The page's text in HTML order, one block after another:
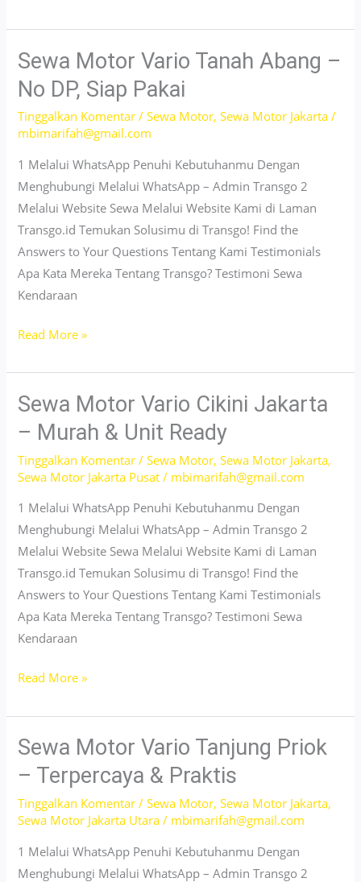
Listrik
Rawamangun
Jakarta
–
Murah
&
Unit
Ready
Sewa Motor Vario Tanah Abang –
No DP, Siap Pakai
Tinggalkan Komentar /Sewa Motor,Sewa Motor Jakarta /
mbimarifah@gmail.com
1 Melalui WhatsApp Penuhi Kebutuhanmu Dengan
Menghubungi Melalui WhatsApp – Admin Transgo 2
Melalui Website Sewa Melalui Website Kami di Laman
Transgo.id Temukan Solusimu di Transgo! Find the
Answers to Your Questions Tentang Kami Testimonials
Apa Kata Mereka Tentang Transgo? Testimoni Sewa
Kendaraan
Sewa
Vario
Tanah
Abang
No
DP,
Siap
Pakai
Read More »
Sewa Motor Vario Cikini Jakarta
– Murah & Unit Ready
Tinggalkan Komentar /Sewa Motor,Sewa Motor Jakarta,
Sewa Motor Jakarta Pusat / mbimarifah@gmail.com
1 Melalui WhatsApp Penuhi Kebutuhanmu Dengan
Menghubungi Melalui WhatsApp – Admin Transgo 2
Melalui Website Sewa Melalui Website Kami di Laman
Transgo.id Temukan Solusimu di Transgo! Find the
Answers to Your Questions Tentang Kami Testimonials
Apa Kata Mereka Tentang Transgo? Testimoni Sewa
Kendaraan
Sewa
Vario
Cikini
Jakarta
Murah
&
Unit
Ready
Read More »
Sewa Motor Vario Tanjung Priok
– Terpercaya & Praktis
Tinggalkan Komentar /Sewa Motor,Sewa Motor Jakarta,
Sewa Motor Jakarta Utara / mbimarifah@gmail.com
1 Melalui WhatsApp Penuhi Kebutuhanmu Dengan
Menghubungi Melalui WhatsApp – Admin Transgo 2